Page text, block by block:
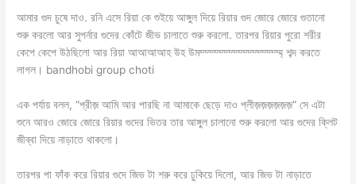
আমার গুদ চুষে দাও. রনি এসে রিয়া কে শুইয়ে আঙ্গুল দিয়ে রিয়ার গুদ জোরে জোরে গুতানো
শুরু করলো আর সুপর্নার গুদের কোঁটে জীভ চালাতে শুরু করলো. তারপর রিয়ার পুরো শরীর
কেপে কেপে উঠছিলো আর রিয়া আআআআহ উহ উমম্ম্ম্ম্ম্ম্ম্ম্ম্ম্ম্ম্ম্ম্ম্ম্ম্ম্ শব্দ করতে
লাগল। bandhobi group choti
এক পর্যায় বলল, “প্রীজ় আমি আর পারছি না আমাকে ছেড়ে দাও প্লীজ়জ়জ়জ়জ়জ়” সে এটা
শুনে আরও জোরে জোরে রিয়ার গুদের ভিতর তার আঙ্গুল চালানো শুরু করলো আর গুদের ক্লিট
জীব্বা দিয়ে নাড়াতে থাকলো।
তারপর পা ফাঁক করে রিয়ার গুদে জিভ টা শরু করে ঢুকিয়ে দিলো, আর জিভ টা নাড়াতে